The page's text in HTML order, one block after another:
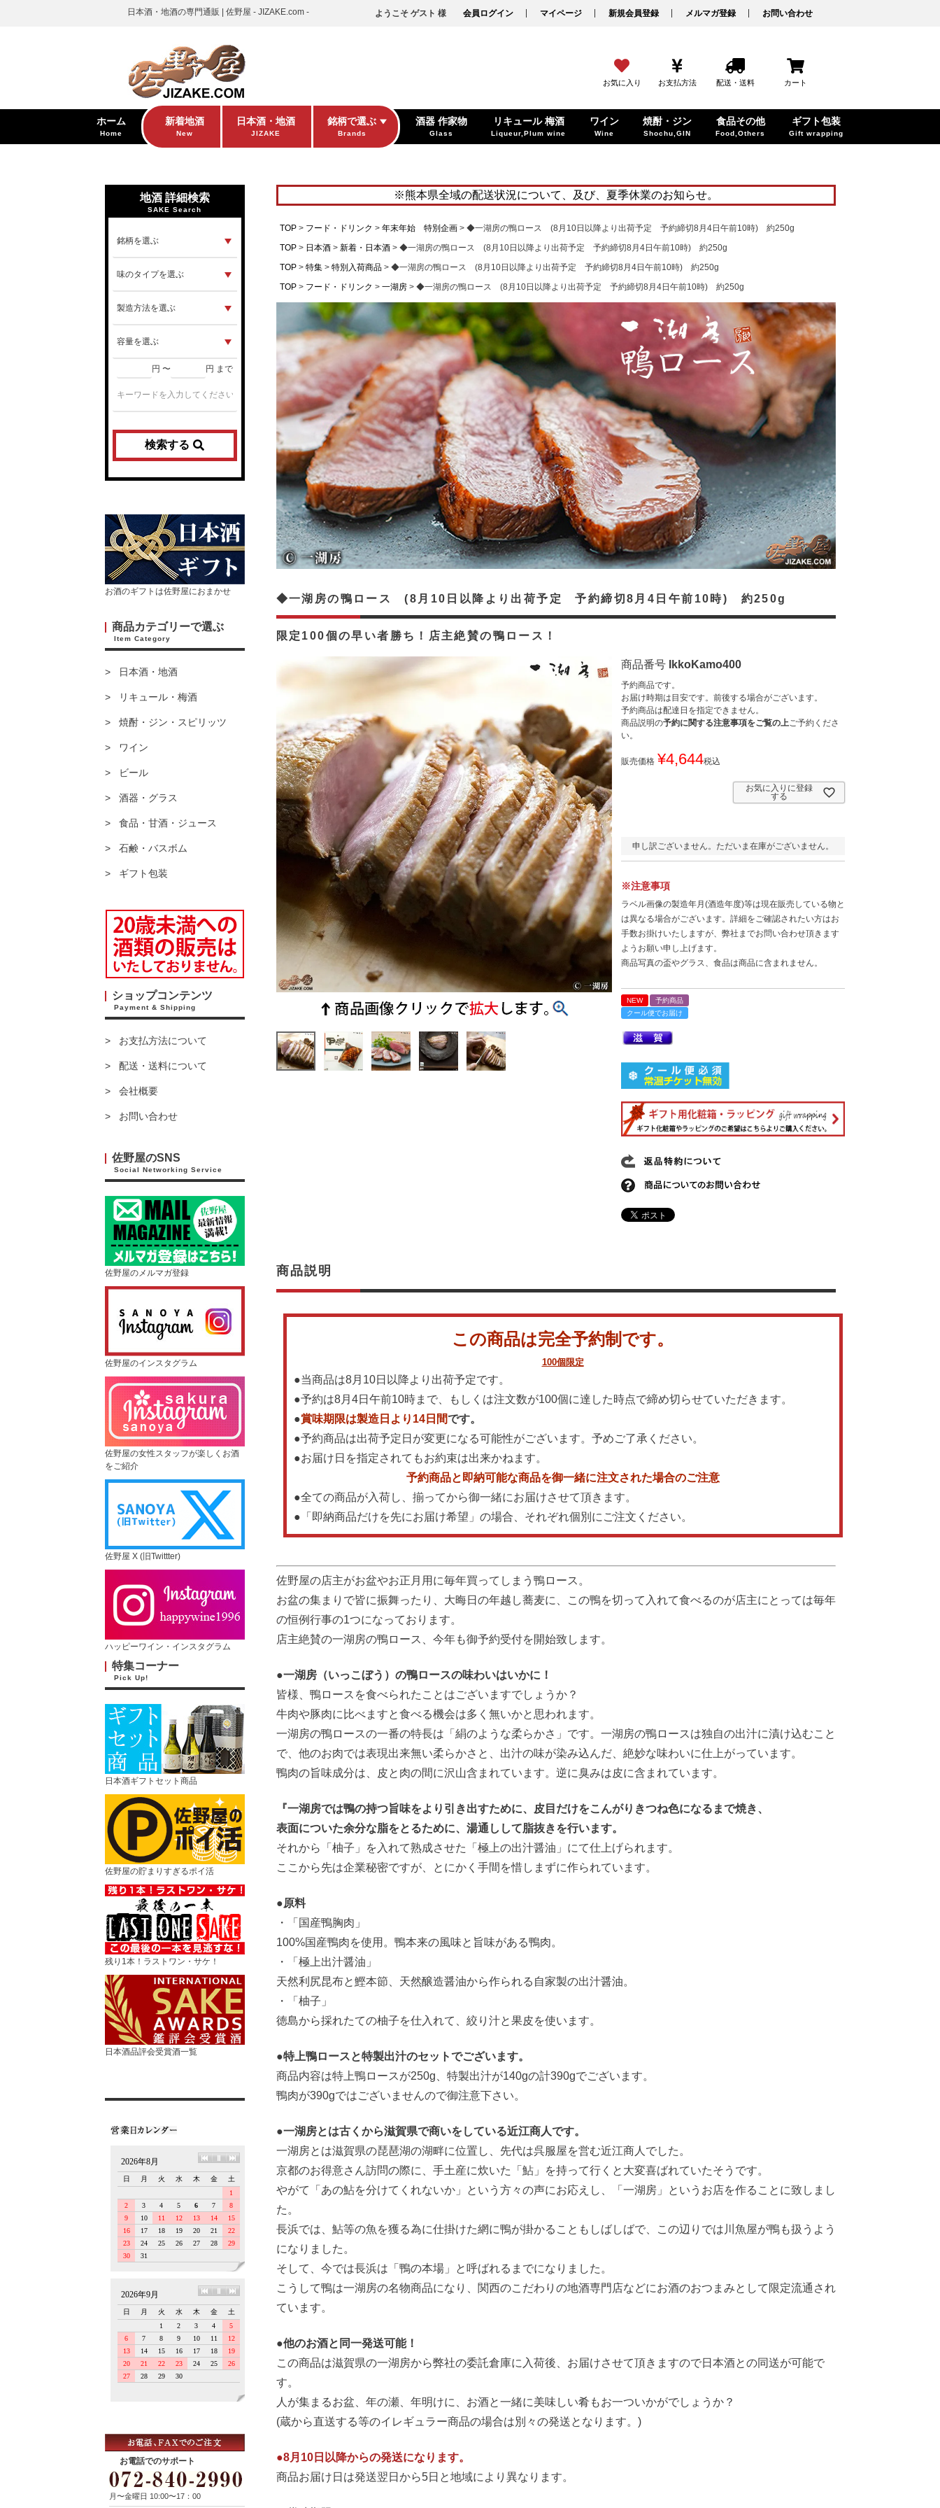
日本酒・地酒の専門通販 | 佐野屋 - JIZAKE.com - ようこそ ゲスト 様 会員ログイン マイページ 新規会員登録 メルマガ登録 お問い合わせ
お気に入り お支払方法 配送・送料 カート
ホーム
Home
新着地酒
New
日本酒・地酒
JIZAKE
銘柄で選ぶ
Brands
酒器 作家物
Glass
リキュール 梅酒
Liqueur,Plum wine
ワイン
Wine
焼酎・ジン
Shochu,GIN
食品その他
Food,Others
ギフト包装
Gift wrapping
地酒 詳細検索
SAKE Search
円 〜 円 まで
検索する
お酒のギフトは佐野屋におまかせ
商品カテゴリーで選ぶ
Item Category
日本酒・地酒
リキュール・梅酒
焼酎・ジン・スピリッツ
ワイン
ビール
酒器・グラス
食品・甘酒・ジュース
石鹸・バスボム
ギフト包装
ショップコンテンツ
Payment & Shipping
お支払方法について
配送・送料について
会社概要
お問い合わせ
佐野屋のSNS
Social Networking Service
佐野屋のメルマガ登録
佐野屋のインスタグラム
佐野屋の女性スタッフが楽しくお酒
をご紹介
佐野屋 X (旧Twittter)
ハッピーワイン・インスタグラム
特集コーナー
Pick Up!
日本酒ギフトセット商品
佐野屋の貯まりすぎるポイ活
残り1本！ラストワン・サケ！
日本酒品評会受賞酒一覧
お電話でのサポート
月〜金曜日 10:00〜17：00
※熊本県全域の配送状況について、及び、夏季休業のお知らせ。
TOP フード・ドリンク 年末年始 特別企画
◆一湖房の鴨ロース (8月10日以降より出荷予定 予約締切8月4日午前10時) 約250g
TOP
日本酒 新着・日本酒
◆一湖房の鴨ロース (8月10日以降より出荷予定 予約締切8月4日午前10時) 約250g
TOP
特集 特別入荷商品
◆一湖房の鴨ロース (8月10日以降より出荷予定 予約締切8月4日午前10時) 約250g
TOP
フード・ドリンク 一湖房 ◆一湖房の鴨ロース (8月10日以降より出荷予定 予約締切8月4日午前10時) 約250g
限定100個の早い者勝ち！店主絶賛の鴨ロース！
◆一湖房の鴨ロース (8月10日以降より出荷予定 予約締切8月4日午前10時) 約250g
商品番号 IkkoKamo400
予約商品です。
お届け時期は目安です。前後する場合がございます。
予約商品は配達日を指定できません。
商品説明の予約に関する注意事項をご覧の上 ご予約くださ
い。
販売価格 ¥4,644税込
お気に入りに登録
する
申し訳ございません。ただいま在庫がございません。
※注意事項
ラベル画像の製造年月(酒造年度)等は現在販売している物と
は異なる場合がございます。詳細をご確認されたい方はお
手数お掛けいたしますが、弊社までお問い合わせ頂きます
ようお願い申し上げます。
商品写真の盃やグラス、食品は商品に含まれません。
NEW
予約商品
クール便でお届け
商品説明
この商品は完全予約制です。
100個限定
●当商品は8月10日以降より出荷予定です。
●予約は8月4日午前10時まで、もしくは注文数が100個に達した時点で締め切らせていただきます。
●賞味期限は製造日より14日間です。
●予約商品は出荷予定日が変更になる可能性がございます。予めご了承ください。
●お届け日を指定されてもお約束は出来かねます。
予約商品と即納可能な商品を御一緒に注文された場合のご注意
●全ての商品が入荷し、揃ってから御一緒にお届けさせて頂きます。
●「即納商品だけを先にお届け希望」の場合、それぞれ個別にご注文ください。
佐野屋の店主がお盆やお正月用に毎年買ってしまう鴨ロース。
お盆の集まりで皆に振舞ったり、大晦日の年越し蕎麦に、この鴨を切って入れて食べるのが店主にとっては毎年
の恒例行事の1つになっております。
店主絶賛の一湖房の鴨ロース、今年も御予約受付を開始致します。
●一湖房（いっこぼう）の鴨ロースの味わいはいかに！
皆様、鴨ロースを食べられたことはございますでしょうか？
牛肉や豚肉に比べますと食べる機会は多く無いかと思われます。
一湖房の鴨ロースの一番の特長は「絹のような柔らかさ」です。一湖房の鴨ロースは独自の出汁に漬け込むこと
で、他のお肉では表現出来無い柔らかさと、出汁の味が染み込んだ、絶妙な味わいに仕上がっています。
鴨肉の旨味成分は、皮と肉の間に沢山含まれています。逆に臭みは皮に含まれています。
『一湖房では鴨の持つ旨味をより引き出すために、皮目だけをこんがりきつね色になるまで焼き、
表面についた余分な脂をとるために、湯通しして脂抜きを行います。
それから「柚子」を入れて熟成させた「極上の出汁醤油」にて仕上げられます。
ここから先は企業秘密ですが、とにかく手間を惜しまずに作られています。
●原料
・「国産鴨胸肉」
100%国産鴨肉を使用。鴨本来の風味と旨味がある鴨肉。
・「極上出汁醤油」
天然利尻昆布と鰹本節、天然醸造醤油から作られる自家製の出汁醤油。
・「柚子」
徳島から採れたての柚子を仕入れて、絞り汁と果皮を使います。
●特上鴨ロースと特製出汁のセットでございます。
商品内容は特上鴨ロースが250g、特製出汁が140gの計390gでございます。
鴨肉が390gではございませんので御注意下さい。
●一湖房とは古くから滋賀県で商いをしている近江商人です。
一湖房とは滋賀県の琵琶湖の湖畔に位置し、先代は呉服屋を営む近江商人でした。
京都のお得意さん訪問の際に、手土産に炊いた「鮎」を持って行くと大変喜ばれていたそうです。
やがて「あの鮎を分けてくれないか」という方々の声にお応えし、「一湖房」というお店を作ることに致しまし
た。
長浜では、鮎等の魚を獲る為に仕掛けた網に鴨が掛かることもしばしばで、この辺りでは川魚屋が鴨も扱うよう
になりました。
そして、今では長浜は「鴨の本場」と呼ばれるまでになりました。
こうして鴨は一湖房の名物商品になり、関西のこだわりの地酒専門店などにお酒のおつまみとして限定流通され
ています。
●他のお酒と同一発送可能！
この商品は滋賀県の一湖房から弊社の委託倉庫に入荷後、お届けさせて頂きますので日本酒との同送が可能で
す。
人が集まるお盆、年の瀬、年明けに、お酒と一緒に美味しい肴もお一ついかがでしょうか？
(蔵から直送する等のイレギュラー商品の場合は別々の発送となります。)
●8月10日以降からの発送になります。
商品お届け日は発送翌日から5日と地域により異なります。